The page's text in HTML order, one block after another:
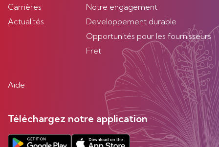
Carrières
Actualités
Notre engagement
Developpement durable
Opportunités pour les fournisseurs
Fret
Aide
Téléchargez notre application